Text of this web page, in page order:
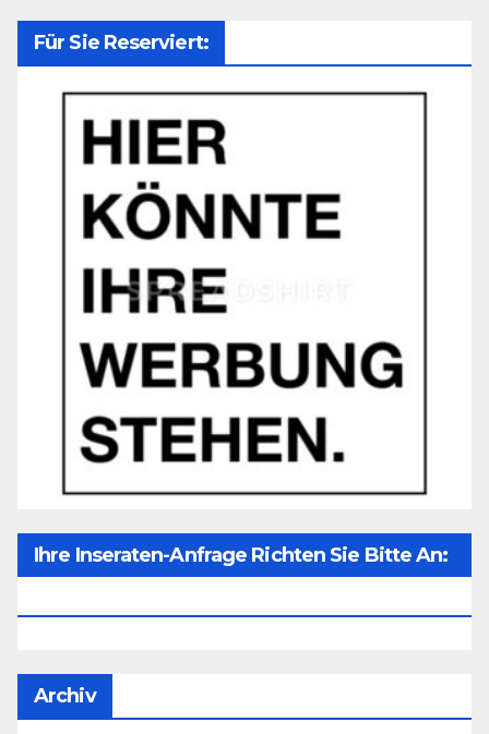
Für Sie Reserviert:
Ihre Inseraten-Anfrage Richten Sie Bitte An:
Archiv